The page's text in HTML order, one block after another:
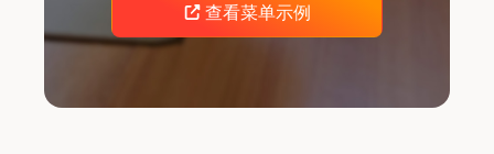
查看菜单示例